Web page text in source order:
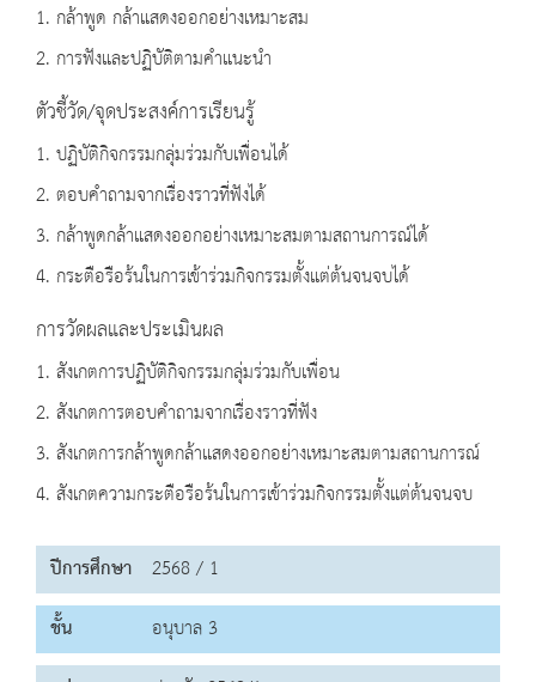
1. กล้าพูด กล้าแสดงออกอย่างเหมาะสม
2. การฟังและปฏิบัติตามคำแนะนำ
ตัวชี้วัด/จุดประสงค์การเรียนรู้
1. ปฏิบัติกิจกรรมกลุ่มร่วมกับเพื่อนได้
2. ตอบคำถามจากเรื่องราวที่ฟังได้
3. กล้าพูดกล้าแสดงออกอย่างเหมาะสมตามสถานการณ์ได้
4. กระตือรือร้นในการเข้าร่วมกิจกรรมตั้งแต่ต้นจนจบได้
การวัดผลและประเมินผล
1. สังเกตการปฏิบัติกิจกรรมกลุ่มร่วมกับเพื่อน
2. สังเกตการตอบคำถามจากเรื่องราวที่ฟัง
3. สังเกตการกล้าพูดกล้าแสดงออกอย่างเหมาะสมตามสถานการณ์
4. สังเกตความกระตือรือร้นในการเข้าร่วมกิจกรรมตั้งแต่ต้นจนจบ
ปีการศึกษา 2568 / 1
ชั้น
อนุบาล 3